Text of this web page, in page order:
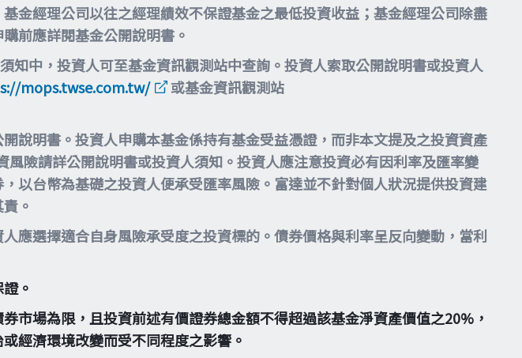
金經理公司以往之經理績效不保證基金之最低投資收益；基金經理公司除盡
前應詳閱基金公開說明書。
中，投資人可至基金資訊觀測站中查詢。投資人索取公開說明書或投資人
mops.twse.com.tw/
或基金資訊觀測站
說明書。投資人申購本基金係持有基金受益憑證，而非本文提及之投資資產
險請詳公開說明書或投資人須知。投資人應注意投資必有因利率及匯率變
以台幣為基礎之投資人便承受匯率風險。富達並不針對個人狀況提供投資建
。
應選擇適合自身風險承受度之投資標的。債券價格與利率呈反向變動，當利
。
市場為限，且投資前述有價證券總金額不得超過該基金淨資產價值之20%，
經濟環境改變而受不同程度之影響。